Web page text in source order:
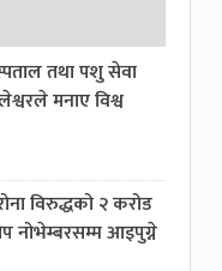
तथा पशु सेवा
मनाए विश्व
विरुद्धको २ करोड
नोभेम्बरसम्म आइपुग्ने